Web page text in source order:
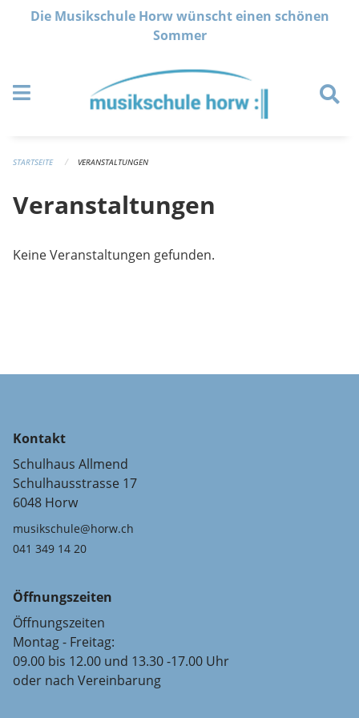
Navigation überspringen
Die Musikschule Horw wünscht einen schönen
Sommer
STARTSEITE VERANSTALTUNGEN
Veranstaltungen
Keine Veranstaltungen gefunden.
Kontakt
Schulhaus Allmend
Schulhausstrasse 17
6048 Horw
musikschule@horw.ch
041 349 14 20
Öffnungszeiten
Öffnungszeiten
Montag - Freitag:
09.00 bis 12.00 und 13.30 -17.00 Uhr
oder nach Vereinbarung